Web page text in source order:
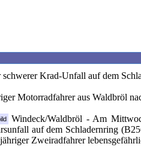
schwerer Krad-Unfall auf dem
Motorradfahrer aus Waldbröl
Windeck/Waldbröl - Am
auf dem Schladernring
Zweiradfahrer